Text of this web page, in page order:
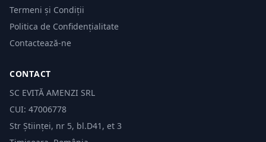
Termeni și Condiții
Politica de Confidențialitate
Contactează-ne
CONTACT
SC EVITĂ AMENZI SRL
CUI: 47006778
Str Științei, nr 5, bl.D41, et 3